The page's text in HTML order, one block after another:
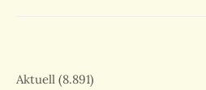
Aktuell (8.891)